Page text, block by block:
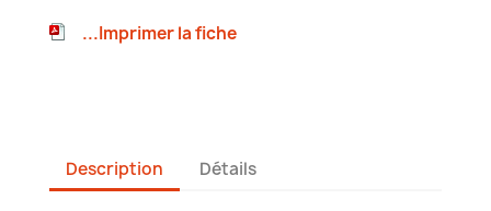
...Imprimer la fiche
Description Détails